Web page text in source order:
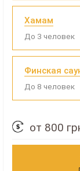
Хамам
До 3 человек
Финская
До 8 человек
от 800